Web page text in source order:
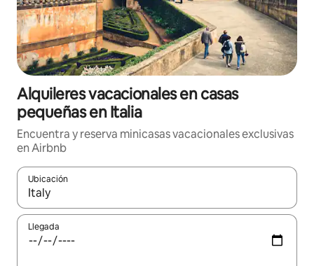
Alquileres vacacionales en casas
pequeñas en Italia
Encuentra y reserva minicasas vacacionales exclusivas
en Airbnb
Ubicación
Cuando los resultados estén disponibles, navega con las
Llegada